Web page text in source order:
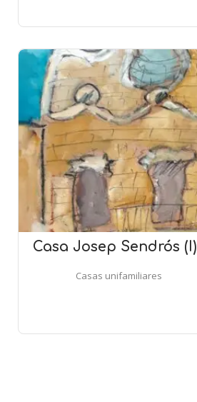
Casa Josep Sendrós (I)
Casas unifamiliares